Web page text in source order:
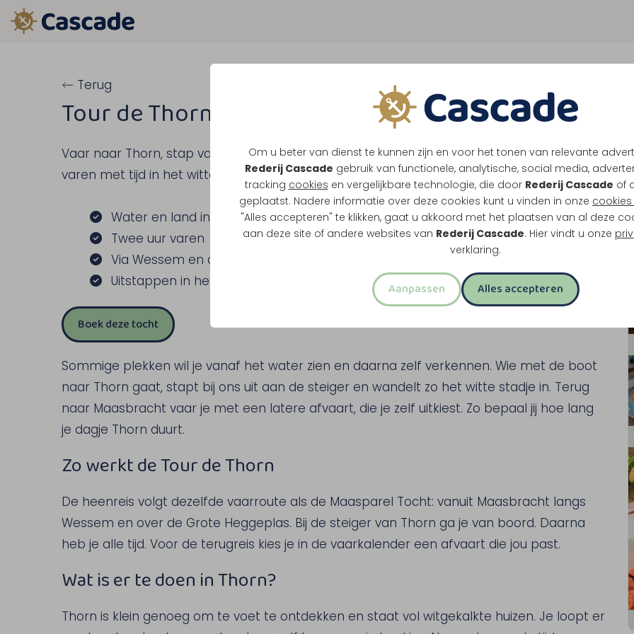
Om u beter van dienst te kunnen zijn en voor het tonen van relevante
Rederij Cascade gebruik van functionele, analytische, social media,
tracking cookies en vergelijkbare technologie, die door Rederij Cascade of
geplaatst. Nadere informatie over deze cookies kunt u vinden in onze
"Alles accepteren" te klikken, gaat u akkoord met het plaatsen van al deze
aan deze site of andere websites van Rederij Cascade. Hier vindt u onze
verklaring.
Aanpassen Alles accepteren
Terug
Tour de Thorn
Vaar naar Thorn, stap van boord en kies zelf wanneer je terugvaart. Zo combineer je
varen met tijd in het witte stadje.
Water en land in 1 activiteit
Twee uur varen
Via Wessem en de Grote Heggeplas
Uitstappen in het witte stadje
Boek deze tocht
Sommige plekken wil je vanaf het water zien en daarna zelf verkennen. Wie met de boot
naar Thorn gaat, stapt bij ons uit aan de steiger en wandelt zo het witte stadje in. Terug
naar Maasbracht vaar je met een latere afvaart, die je zelf uitkiest. Zo bepaal jij hoe lang
je dagje Thorn duurt.
Zo werkt de Tour de Thorn
De heenreis volgt dezelfde vaarroute als de Maasparel Tocht: vanuit Maasbracht langs
Wessem en over de Grote Heggeplas. Bij de steiger van Thorn ga je van boord. Daarna
heb je alle tijd. Voor de terugreis kies je in de vaarkalender een afvaart die jou past.
Wat is er te doen in Thorn?
Thorn is klein genoeg om te voet te ontdekken en staat vol witgekalkte huizen. Je loopt er